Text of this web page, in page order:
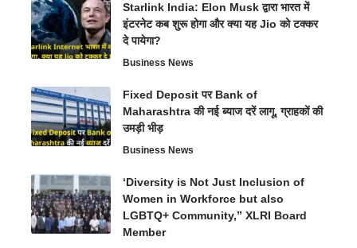
Starlink India: Elon Musk द्वारा भारत में
इंटरनेट कब शुरू होगा और क्या यह Jio को टक्कर
दे पायेगा?
Business News
Fixed Deposit पर Bank of
Maharashtra की नई ब्याज दरें लागू, ग्राहकों की
उमड़ी भीड़
Business News
‘Diversity is Not Just Inclusion of
Women in Workforce but also
LGBTQ+ Community,” XLRI Board
Member